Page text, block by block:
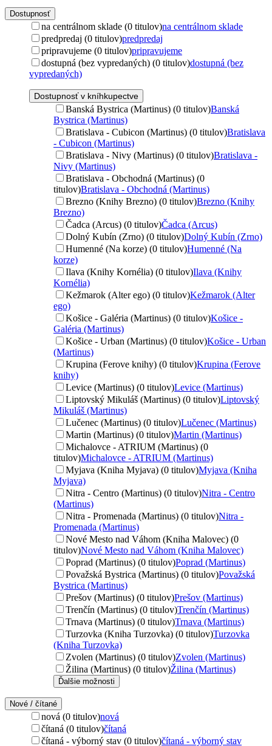
Dostupnosť
na centrálnom sklade (0 titulov)na centrálnom sklade
predpredaj (0 titulov)predpredaj
pripravujeme (0 titulov)pripravujeme
dostupná (bez vypredaných) (0 titulov)dostupná (bez
vypredaných)
Dostupnosť v kníhkupectve
Banská Bystrica (Martinus) (0 titulov)Banská
Bystrica (Martinus)
Bratislava - Cubicon (Martinus) (0 titulov)Bratislava
- Cubicon (Martinus)
Bratislava - Nivy (Martinus) (0 titulov)Bratislava -
Nivy (Martinus)
Bratislava - Obchodná (Martinus) (0
titulov)Bratislava - Obchodná (Martinus)
Brezno (Knihy Brezno) (0 titulov)Brezno (Knihy
Brezno)
Čadca (Arcus) (0 titulov)Čadca (Arcus)
Dolný Kubín (Zrno) (0 titulov)Dolný Kubín (Zrno)
Humenné (Na korze) (0 titulov)Humenné (Na
korze)
Ilava (Knihy Kornélia) (0 titulov)Ilava (Knihy
Kornélia)
Kežmarok (Alter ego) (0 titulov)Kežmarok (Alter
ego)
Košice - Galéria (Martinus) (0 titulov)Košice -
Galéria (Martinus)
Košice - Urban (Martinus) (0 titulov)Košice - Urban
(Martinus)
Krupina (Ferove knihy) (0 titulov)Krupina (Ferove
knihy)
Levice (Martinus) (0 titulov)Levice (Martinus)
Liptovský Mikuláš (Martinus) (0 titulov)Liptovský
Mikuláš (Martinus)
Lučenec (Martinus) (0 titulov)Lučenec (Martinus)
Martin (Martinus) (0 titulov)Martin (Martinus)
Michalovce - ATRIUM (Martinus) (0
titulov)Michalovce - ATRIUM (Martinus)
Myjava (Kniha Myjava) (0 titulov)Myjava (Kniha
Myjava)
Nitra - Centro (Martinus) (0 titulov)Nitra - Centro
(Martinus)
Nitra - Promenada (Martinus) (0 titulov)Nitra -
Promenada (Martinus)
Nové Mesto nad Váhom (Kniha Malovec) (0
titulov)Nové Mesto nad Váhom (Kniha Malovec)
Poprad (Martinus) (0 titulov)Poprad (Martinus)
Považská Bystrica (Martinus) (0 titulov)Považská
Bystrica (Martinus)
Prešov (Martinus) (0 titulov)Prešov (Martinus)
Trenčín (Martinus) (0 titulov)Trenčín (Martinus)
Trnava (Martinus) (0 titulov)Trnava (Martinus)
Turzovka (Kniha Turzovka) (0 titulov)Turzovka
(Kniha Turzovka)
Zvolen (Martinus) (0 titulov)Zvolen (Martinus)
Žilina (Martinus) (0 titulov)Žilina (Martinus)
Ďalšie možnosti
Nové / čítané
nová (0 titulov)nová
čítaná (0 titulov)čítaná
čítaná - výborný stav (0 titulov)čítaná - výborný stav